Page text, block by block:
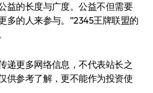
益的长度与广度。公益不但需要
多的人来参与。”2345王牌联盟的
递更多网络信息，不代表站长之
供参考了解，更不能作为投资使